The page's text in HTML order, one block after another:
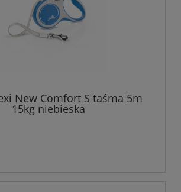
New Comfort S taśma 5m
15kg niebieska